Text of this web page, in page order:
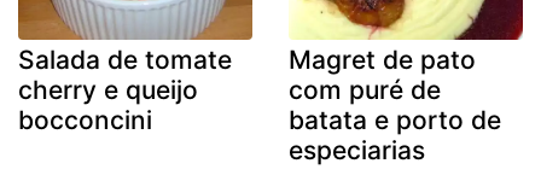
Salada de tomate
cherry e queijo
bocconcini
Magret de pato
com puré de
batata e porto de
especiarias